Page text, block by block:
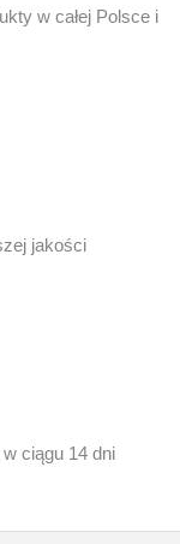
w całej Polsce i
jakości
ciągu 14 dni